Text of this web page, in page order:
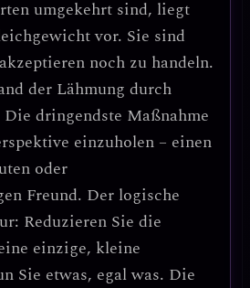
umgekehrt sind, liegt
vor. Sie sind
noch zu handeln.
der Lähmung durch
Die dringendste Maßnahme
einzuholen – einen
oder
Freund. Der logische
Reduzieren Sie die
einzige, kleine
Sie etwas, egal was. Die